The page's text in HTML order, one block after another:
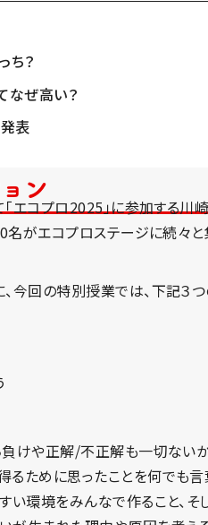
ち？
なぜ高い？
表
ン
エコプロ2025」に参加する川
名がエコプロステージに続々と
今回の特別授業では、下記３つ
けや正解/不正解も一切ないか
るために思ったことを何でも
い環境をみんなで作ること、そ